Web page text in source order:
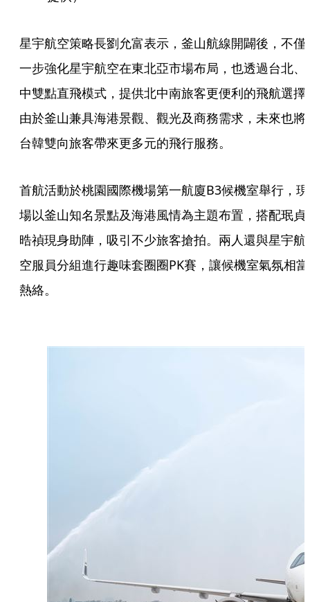
星宇航空策略長劉允富表示，釜山航線開闢後，不僅
一步強化星宇航空在東北亞市場布局，也透過台北、
中雙點直飛模式，提供北中南旅客更便利的飛航選擇
由於釜山兼具海港景觀、觀光及商務需求，未來也將
台韓雙向旅客帶來更多元的飛行服務。
首航活動於桃園國際機場第一航廈B3候機室舉行，現
場以釜山知名景點及海港風情為主題布置，搭配珉貞
晧禎現身助陣，吸引不少旅客搶拍。兩人還與星宇航
空服員分組進行趣味套圈圈PK賽，讓候機室氣氛相當
熱絡。